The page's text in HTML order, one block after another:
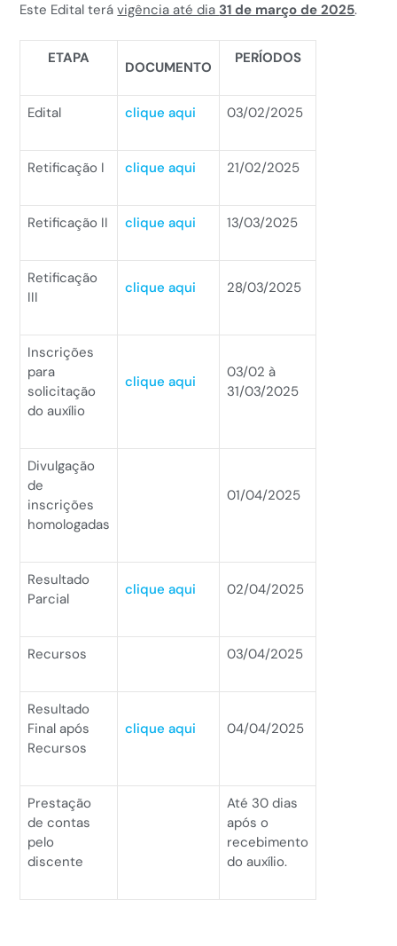
Este Edital terávigência até dia31 de março de 2025.
ETAPA
DOCUMENTO
PERÍODOS
Edital clique aqui 03/02/2025
Retificação I clique aqui 21/02/2025
Retificação II clique aqui 13/03/2025
Retificação
III
clique aqui 28/03/2025
Inscrições
para
solicitação
do auxílio
clique aqui
03/02 à
31/03/2025
Divulgação
de
inscrições
homologadas
01/04/2025
Resultado
Parcial
clique aqui 02/04/2025
Recursos 03/04/2025
Resultado
Final após
Recursos
clique aqui 04/04/2025
Prestação
de contas
pelo
discente
Até 30 dias
após o
recebimento
do auxílio.